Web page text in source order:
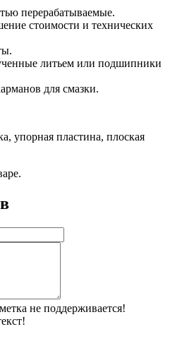
перерабатываемые.
стоимости и технических
литьем или подшипники
для смазки.
упорная пластина, плоская
не поддерживается!